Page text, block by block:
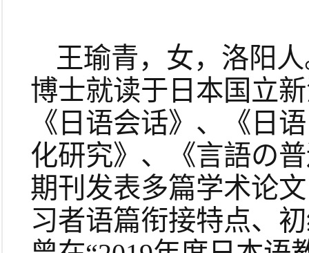
王瑜青，女，洛阳
博士就读于日本国立
《日语会话》、《日
化研究》、《言語の
期刊发表多篇学术论
习者语篇衔接特点、